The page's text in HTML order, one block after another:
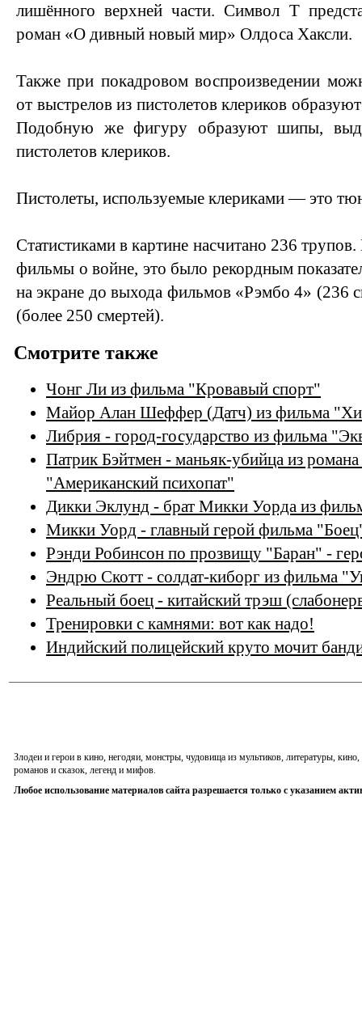
лишённого верхней части. Символ Т
роман «О дивный новый мир» Олдоса Хаксли.
Также при покадровом воспроизведении
от выстрелов из пистолетов клериков
Подобную же фигуру образуют шипы,
пистолетов клериков.
Пистолеты, используемые клериками — это
Статистиками в картине насчитано 236
фильмы о войне, это было рекордным
на экране до выхода фильмов «Рэмбо 4» (236
(более 250 смертей).
Смотрите также
Чонг Ли из фильма "Кровавый спорт"
Майор Алан Шеффер (Датч) из фильма
Либрия - город-государство из фильма
Патрик Бэйтмен - маньяк-убийца из
"Американский психопат"
Дикки Эклунд - брат Микки Уорда из
Микки Уорд - главный герой фильма
Рэнди Робинсон по прозвищу "Баран" -
Эндрю Скотт - солдат-киборг из фильма
Реальный боец - китайский трэш
Тренировки с камнями: вот как надо!
Индийский полицейский круто мочит
Злодеи и герои в кино, негодяи, монстры, чудовища из мультиков, литературы,
романов и сказок, легенд и мифов.
Любое использование материалов сайта разрешается только с указанием